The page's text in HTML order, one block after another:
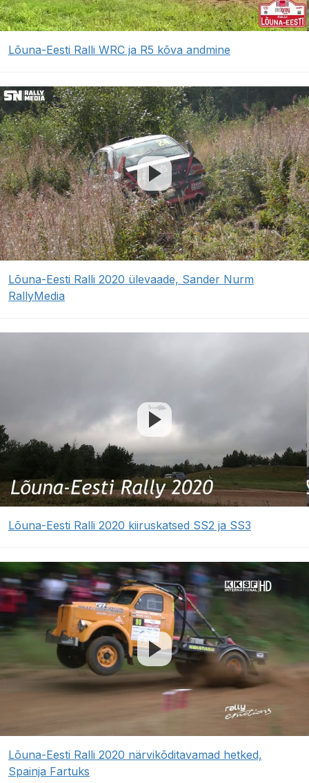
Lõuna-Eesti Ralli WRC ja R5 kõva andmine
Lõuna-Eesti Ralli 2020 ülevaade, Sander Nurm
RallyMedia
Lõuna-Eesti Ralli 2020 kiiruskatsed SS2 ja SS3
Lõuna-Eesti Ralli 2020 närvikõditavamad hetked,
Spainja Fartuks